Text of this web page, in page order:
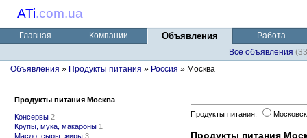
ATi.com.ua
Главная Компании Объявления
Работа
Все объявления
Объявления » Продукты питания » Россия » Москва
Продукты питания Москва
Консервы 2
Крупы, мука, макароны 1
Масло, сыры, жиры 3
Продукты питания:
Продукты питания